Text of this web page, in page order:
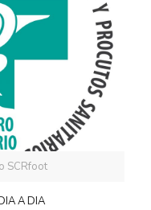
SCRfoot
A DIA